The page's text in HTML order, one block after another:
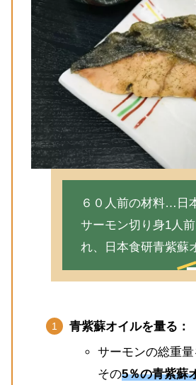
６０人前の材料…日
サーモン切り身1人前
れ、日本食研青紫蘇
青紫蘇オイルを量る：
サーモンの総重量
その5％の青紫蘇